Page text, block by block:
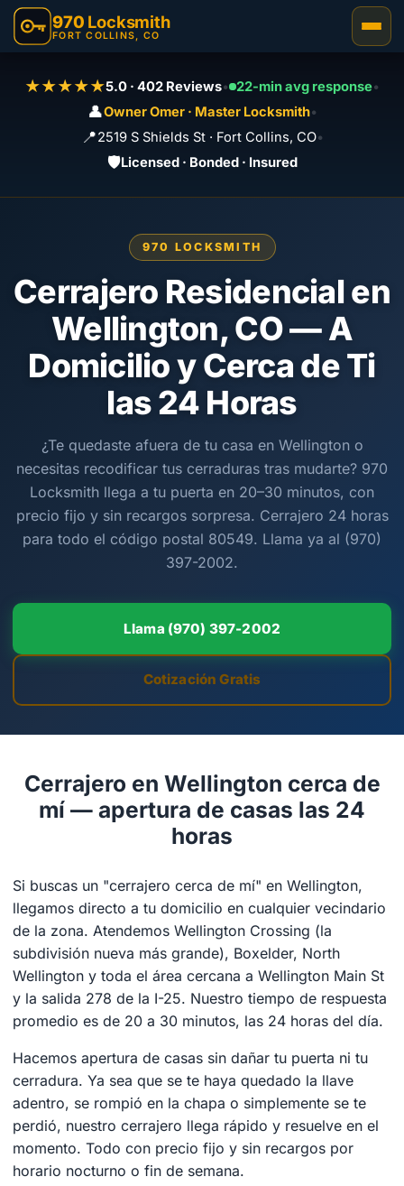
970 Locksmith
FORT COLLINS, CO
★★★★★5.0 · 402 Reviews• 22-min avg response•
👤Owner Omer · Master Locksmith•
📍2519 S Shields St · Fort Collins, CO•
🛡️Licensed · Bonded · Insured
970 LOCKSMITH
Cerrajero Residencial en
Wellington, CO — A
Domicilio y Cerca de Ti
las 24 Horas
¿Te quedaste afuera de tu casa en Wellington o
necesitas recodificar tus cerraduras tras mudarte? 970
Locksmith llega a tu puerta en 20–30 minutos, con
precio fijo y sin recargos sorpresa. Cerrajero 24 horas
para todo el código postal 80549. Llama ya al (970)
397-2002.
Llama (970) 397-2002
Cotización Gratis
Cerrajero en Wellington cerca de
mí — apertura de casas las 24
horas
Si buscas un "cerrajero cerca de mí" en Wellington,
llegamos directo a tu domicilio en cualquier vecindario
de la zona. Atendemos Wellington Crossing (la
subdivisión nueva más grande), Boxelder, North
Wellington y toda el área cercana a Wellington Main St
y la salida 278 de la I-25. Nuestro tiempo de respuesta
promedio es de 20 a 30 minutos, las 24 horas del día.
Hacemos apertura de casas sin dañar tu puerta ni tu
cerradura. Ya sea que se te haya quedado la llave
adentro, se rompió en la chapa o simplemente se te
perdió, nuestro cerrajero llega rápido y resuelve en el
momento. Todo con precio fijo y sin recargos por
horario nocturno o fin de semana.